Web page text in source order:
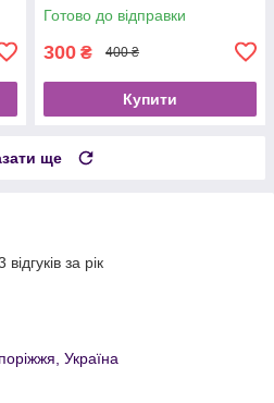
Готово до відправки
300 ₴ 400 ₴
Купити
ще
за рік
Україна